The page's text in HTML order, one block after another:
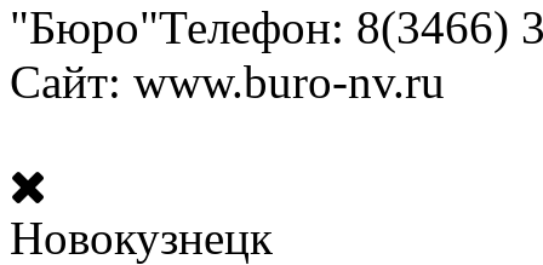
"Бюро"Телефон: 8(3466)
Сайт: www.buro-nv.ru
Новокузнецк